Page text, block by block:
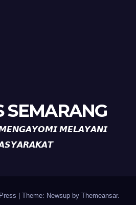
SEMARANG
𝙈𝙀𝙇𝘼𝙔𝘼𝙉𝙄
Theme: Newsup by Themeansar.